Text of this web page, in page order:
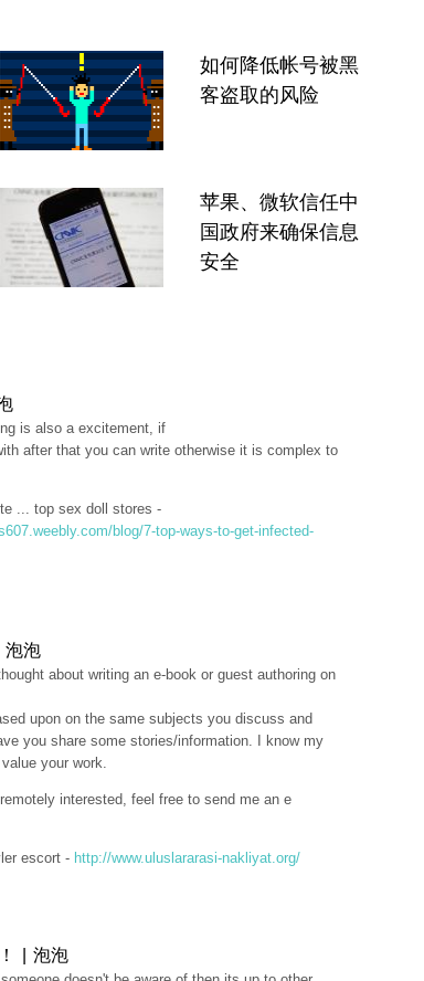
如何降低帐号被黑
客盗取的风险
苹果、微软信任中
国政府来确保信息
安全
is also a excitement, if
after that you can write otherwise it is complex to
... top sex doll stores -
blog/7-top-ways-to-get-infected-
泡泡
about writing an e-book or guest authoring on
upon on the same subjects you discuss and
you share some stories/information. I know my
your work.
interested, feel free to send me an e
escort - http://www.uluslararasi-nakliyat.org/
| 泡泡